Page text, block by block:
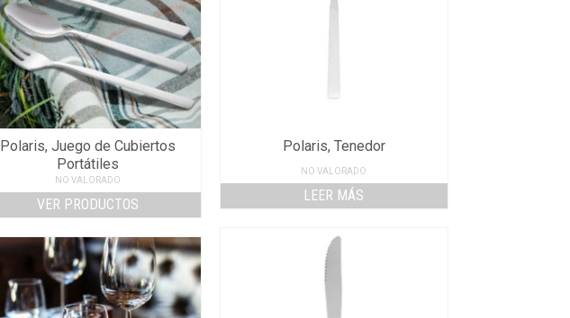
Polaris, Juego de Cubiertos
Portátiles
NO VALORADO
VER PRODUCTOS
Polaris, Tenedor
NO VALORADO
LEER MÁS